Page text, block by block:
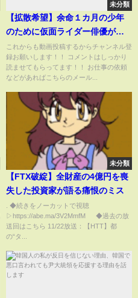
未分類
【拡散希望】余命１カ月の少年
のために仮面ライダー俳優がと
ったかっこよすぎる対応！！
#shorts #仮面ライダー #雑学 #
ゆっくり解説 #特撮 #犬飼貴丈
これからも動画投稿するからチャンネル登
録お願いします！！ コメントはしっかり
読ませてもらってます！！ お仕事の依頼
などがあればこちらのメール...
未分類
【FTX破綻】全財産の4億円を喪
失した投資家が語る痛恨のミス
. ◆続きをノーカットで視聴
▷https://abe.ma/3V2MmfM ◆過去の放
送回はこちら 11/22放送：【HTT】都
の“タ...